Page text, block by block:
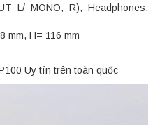
L/ MONO, R), Headphones,
mm, H= 116 mm
Uy tín trên toàn quốc